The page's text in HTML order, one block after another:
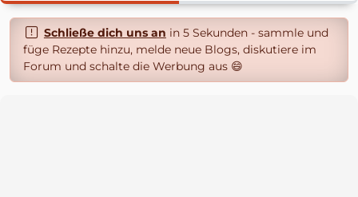
Schließe dich uns an in 5 Sekunden - sammle und
füge Rezepte hinzu, melde neue Blogs, diskutiere im
Forum und schalte die Werbung aus 😄